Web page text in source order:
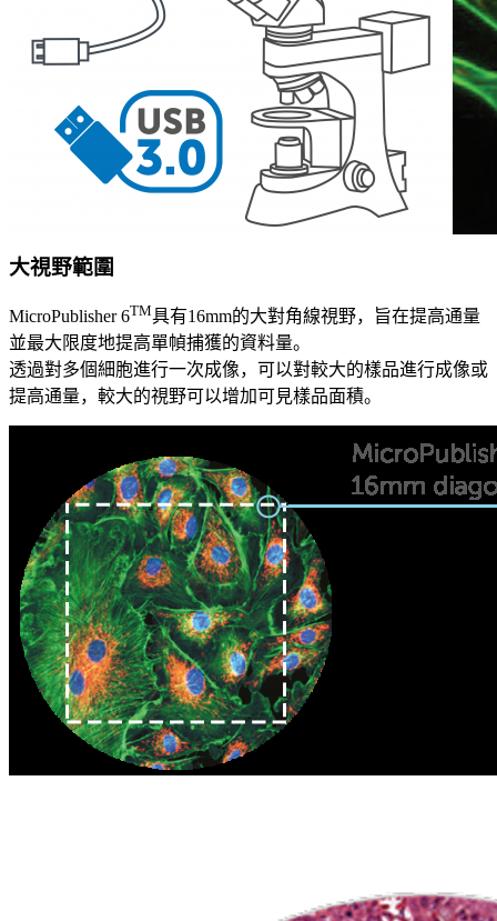
大視野範圍
MicroPublisher 6TM具有16mm的大對角線視野，旨在提高通量
並最大限度地提高單幀捕獲的資料量。
透過對多個細胞進行一次成像，可以對較大的樣品進行成像或
提高通量，較大的視野可以增加可見樣品面積。